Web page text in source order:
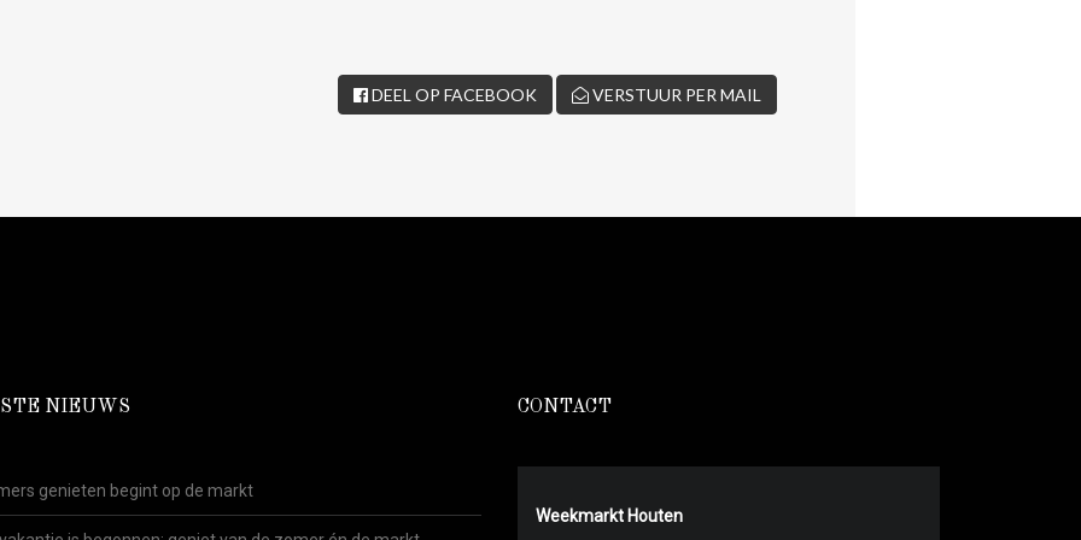
DEEL OP FACEBOOK VERSTUUR PER MAIL
NIEUWS
genieten begint op de markt
CONTACT
Weekmarkt Houten